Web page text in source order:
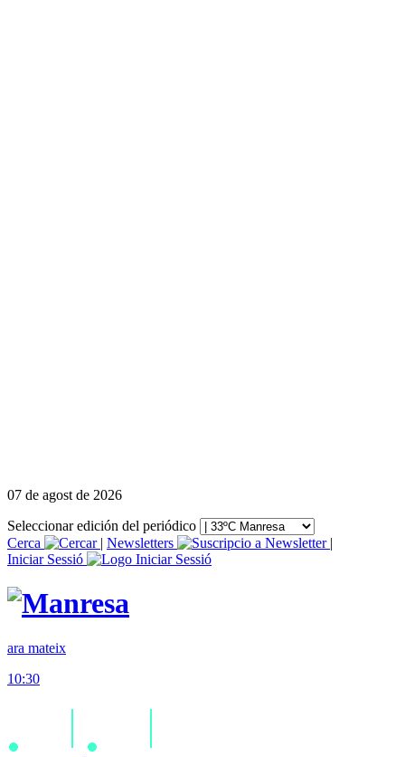
07 de agost de 2026
Seleccionar edición del periódico
Cerca
| Newsletters
|
Iniciar Sessió
ara mateix
10:30